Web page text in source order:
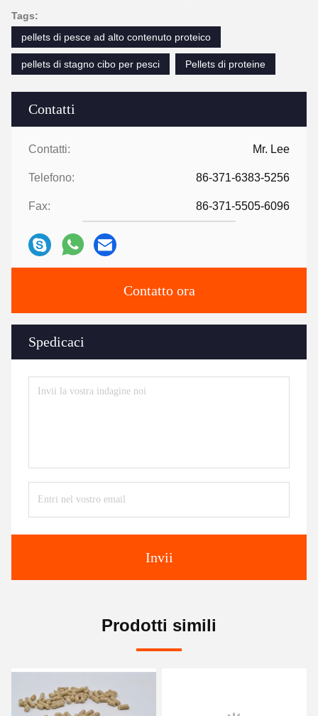
Contatti
Contatti: Mr. Lee
Telefono: 86-371-6383-5256
Fax: 86-371-5505-6096
Contatto ora
Spedicaci
Invii
Tags:
pellets di pesce ad alto contenuto proteico
pellets di stagno cibo per pesci Pellets di proteine
Prodotti simili